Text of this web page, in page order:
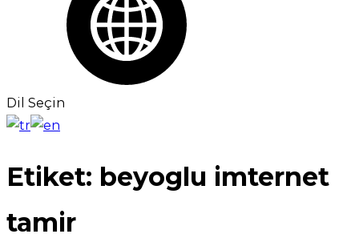
Dil Seçin
Etiket: beyoglu imternet
tamir